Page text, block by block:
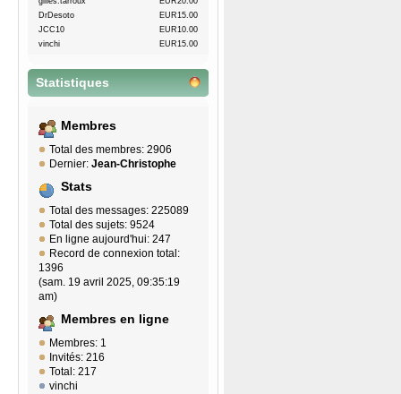
DrDesoto
EUR15.00
JCC10
EUR10.00
vinchi
EUR15.00
Statistiques
Membres
Total des membres: 2906
Dernier: Jean-Christophe
Stats
Total des messages: 225089
Total des sujets: 9524
En ligne aujourd'hui: 247
Record de connexion total:
1396
(sam. 19 avril 2025, 09:35:19
am)
Membres en ligne
Membres: 1
Invités: 216
Total: 217
vinchi